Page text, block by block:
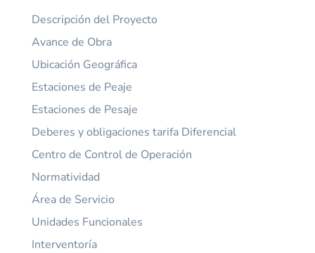
Descripción del Proyecto
Avance de Obra
Ubicación Geográfica
Estaciones de Peaje
Estaciones de Pesaje
Deberes y obligaciones tarifa Diferencial
Centro de Control de Operación
Normatividad
Área de Servicio
Unidades Funcionales
Interventoría